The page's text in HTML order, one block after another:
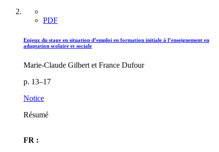
PDF
Enjeux du stage en situation d’emploi en formation initiale à l’enseignement en
adaptation scolaire et sociale
Marie-Claude Gilbert et France Dufour
p. 13–17
Notice
Résumé
FR :